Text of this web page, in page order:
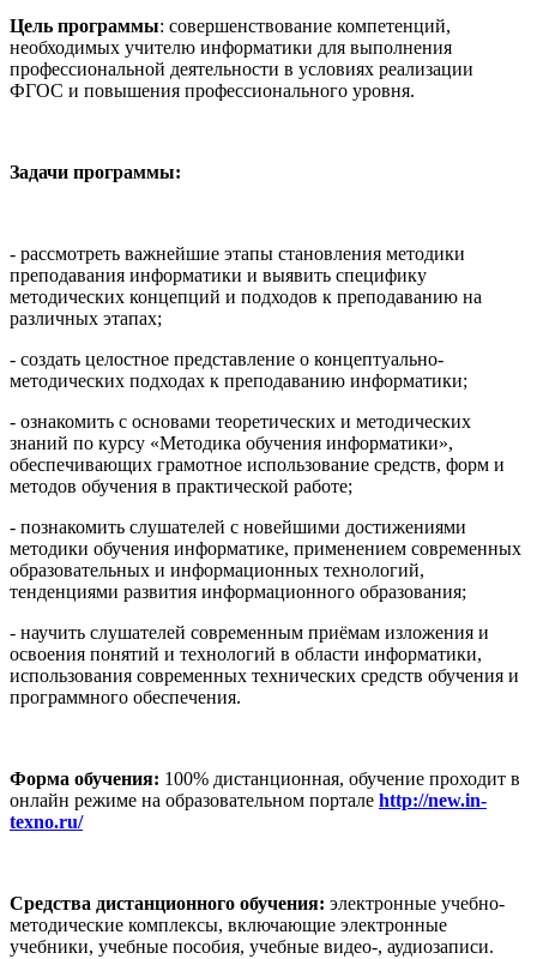
Цель программы: совершенствование компетенций,
необходимых учителю информатики для выполнения
профессиональной деятельности в условиях реализации
ФГОС и повышения профессионального уровня.
Задачи программы:
- рассмотреть важнейшие этапы становления методики
преподавания информатики и выявить специфику
методических концепций и подходов к преподаванию на
различных этапах;
- создать целостное представление о концептуально-
методических подходах к преподаванию информатики;
- ознакомить с основами теоретических и методических
знаний по курсу «Методика обучения информатики»,
обеспечивающих грамотное использование средств, форм и
методов обучения в практической работе;
- познакомить слушателей с новейшими достижениями
методики обучения информатике, применением современных
образовательных и информационных технологий,
тенденциями развития информационного образования;
- научить слушателей современным приёмам изложения и
освоения понятий и технологий в области информатики,
использования современных технических средств обучения и
программного обеспечения.
Форма обучения: 100% дистанционная, обучение проходит в
онлайн режиме на образовательном портале http://new.in-
texno.ru/
Средства дистанционного обучения: электронные учебно-
методические комплексы, включающие электронные
учебники, учебные пособия, учебные видео-, аудиозаписи.